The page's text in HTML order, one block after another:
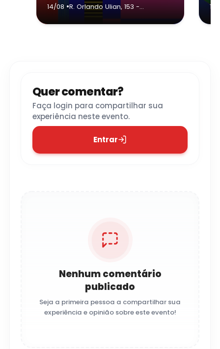
14/08 •R. Orlando Ulian, 153 -
Quer comentar?
Faça login para compartilhar sua
experiência neste evento.
Entrar
Nenhum comentário
publicado
Seja a primeira pessoa a compartilhar sua
experiência e opinião sobre este evento!